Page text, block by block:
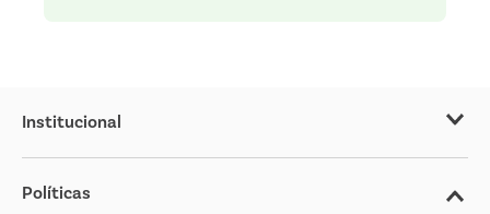
Institucional
Sobre o Covabra
Nossas Lojas
Políticas